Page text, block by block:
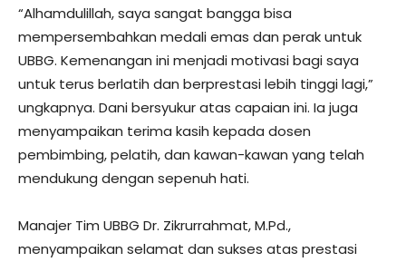
“Alhamdulillah, saya sangat bangga bisa
mempersembahkan medali emas dan perak untuk
UBBG. Kemenangan ini menjadi motivasi bagi saya
untuk terus berlatih dan berprestasi lebih tinggi lagi,”
ungkapnya. Dani bersyukur atas capaian ini. Ia juga
menyampaikan terima kasih kepada dosen
pembimbing, pelatih, dan kawan-kawan yang telah
mendukung dengan sepenuh hati.
Manajer Tim UBBG Dr. Zikrurrahmat, M.Pd.,
menyampaikan selamat dan sukses atas prestasi